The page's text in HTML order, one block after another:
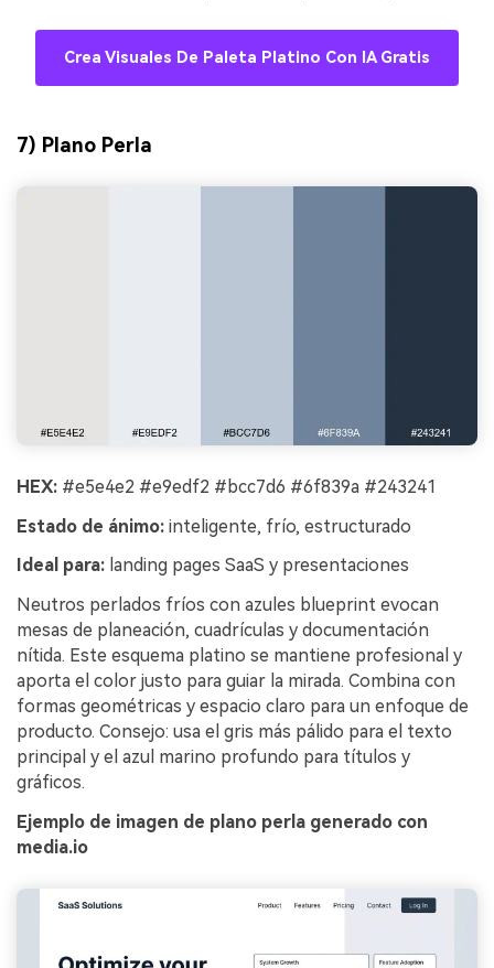
Crea Visuales De Paleta Platino Con IA Gratis
7) Plano Perla
HEX: #e5e4e2 #e9edf2 #bcc7d6 #6f839a #243241
Estado de ánimo: inteligente, frío, estructurado
Ideal para: landing pages SaaS y presentaciones
Neutros perlados fríos con azules blueprint evocan
mesas de planeación, cuadrículas y documentación
nítida. Este esquema platino se mantiene profesional y
aporta el color justo para guiar la mirada. Combina con
formas geométricas y espacio claro para un enfoque de
producto. Consejo: usa el gris más pálido para el texto
principal y el azul marino profundo para títulos y
gráficos.
Ejemplo de imagen de plano perla generado con
media.io